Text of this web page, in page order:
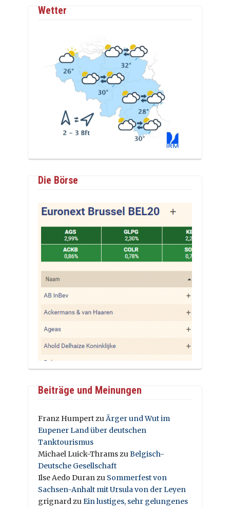
Wetter
Die Börse
Beiträge und Meinungen
Franz HumpertzuÄrger und Wut im
Eupener Land über deutschen
Tanktourismus
Michael Luick-ThramszuBelgisch-
Deutsche Gesellschaft
Ilse Aedo Duranzu Sommerfest von
Sachsen-Anhalt mit Ursula von der Leyen
grignardzuEin lustiges, sehr gelungenes